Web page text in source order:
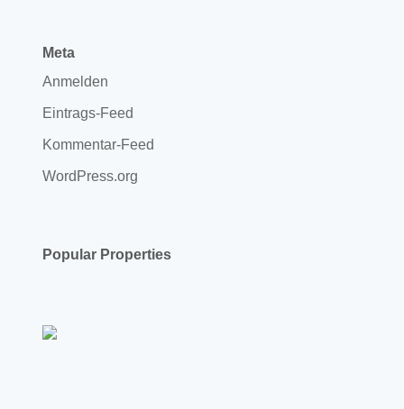
Meta
Anmelden
Eintrags-Feed
Kommentar-Feed
WordPress.org
Popular Properties